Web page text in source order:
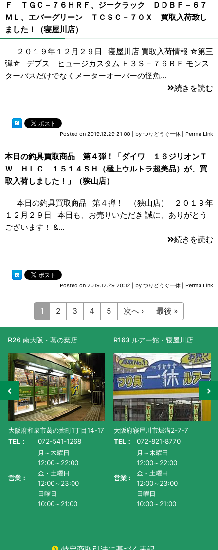
Ｆ ＴＧＣ－７６ＨＲＦ、ジークラック ＤＤＢＦ－６７
ＭＬ、エバーグリーン ＴＣＳＣ－７０Ｘ 買取入荷致し
ました！（寝屋川店）
２０１９年１２月２９日 寝屋川店 買取入荷情報 ☆第三
弾☆ デプス ヒュージカスタム Ｈ３Ｓ－７６ＲＦ モンス
ターバスだけでなくメーターオーバーの怪魚…
続きを読む
Posted on 2019.12.29 21:00 by つりどうぐ一休 Perma Link
本日の釣具買取商品 第４弾！「ダイワ １６ジリオンＴ
Ｗ ＨＬＣ １５１４ＳＨ（極上ウルトラ超美品）が、買
取入荷しました！」（狭山店）
本日の釣具買取商品 第４弾！ （狭山店） ２０１９年
１２月２９日 本日も、お売りいただき 誠に、ありがとう
ございます！ &…
続きを読む
Posted on 2019.12.29 20:12 by つりどうぐ一休 Perma Link
1 2 3 4 5 次へ › 最後 »
R26 南大阪・葛の葉店
大阪府和泉市葛の葉町1丁目14-17
TEL：
072-541-1268
営業：
月～木曜日
12:00～22:00
金・土曜日
12:00～23:00
日曜日
10:00～21:00
R163 ルアー館・寝屋川店
大阪府寝屋川市堀溝2-7-7
TEL：
072-821-8770
営業：
月～木曜日
12:00～22:00
金・土曜日
12:00～23:00
日曜日
10:00～21:00